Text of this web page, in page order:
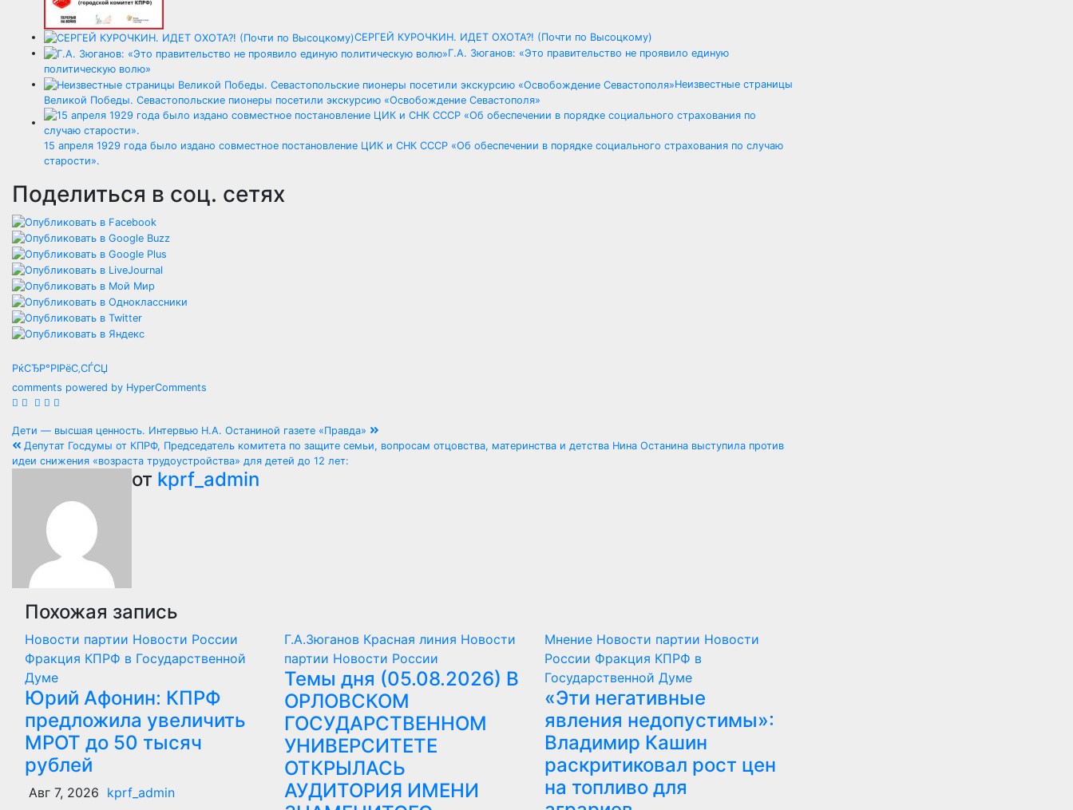
СЕРГЕЙ КУРОЧКИН. ИДЕТ ОХОТА?! (Почти по Высоцкому)
Г.А. Зюганов: «Это правительство не проявило единую
политическую волю»
Неизвестные страницы
Великой Победы. Севастопольские пионеры посетили экскурсию «Освобождение Севастополя»
15 апреля 1929 года было издано совместное постановление ЦИК и СНК СССР «Об обеспечении в порядке социального страхования по случаю
старости».
Поделиться в соц. сетях
РќСЂР°РІРёС‚СЃСЏ
comments powered by HyperComments
Навигация
по
записям
Дети — высшая ценность. Интервью Н.А. Останиной газете «Правда»
Депутат Госдумы от КПРФ, Председатель комитета по защите семьи, вопросам отцовства, материнства и детства Нина Останина выступила против
идеи снижения «возраста трудоустройства» для детей до 12 лет:
от kprf_admin
Похожая запись
Новости партии Новости России
Фракция КПРФ в Государственной
Думе
Юрий Афонин: КПРФ
предложила увеличить
МРОТ до 50 тысяч
рублей
Авг 7, 2026 kprf_admin
Г.А.Зюганов Красная линия Новости
партии Новости России
Темы дня (05.08.2026) В
ОРЛОВСКОМ
ГОСУДАРСТВЕННОМ
УНИВЕРСИТЕТЕ
ОТКРЫЛАСЬ
АУДИТОРИЯ ИМЕНИ
Мнение Новости партии Новости
России Фракция КПРФ в
Государственной Думе
«Эти негативные
явления недопустимы»:
Владимир Кашин
раскритиковал рост цен
на топливо для